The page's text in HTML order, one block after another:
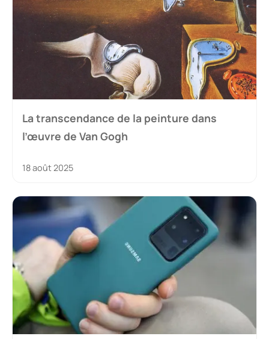
La transcendance de la peinture dans
l’œuvre de Van Gogh
18 août 2025